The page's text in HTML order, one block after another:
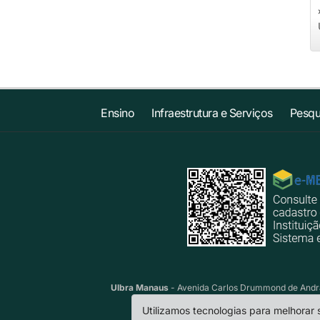
Ensino Infraestrutura e Serviços
Ulbra Manaus - Avenida Carlos Drummond de
Utilizamos tecnologias para